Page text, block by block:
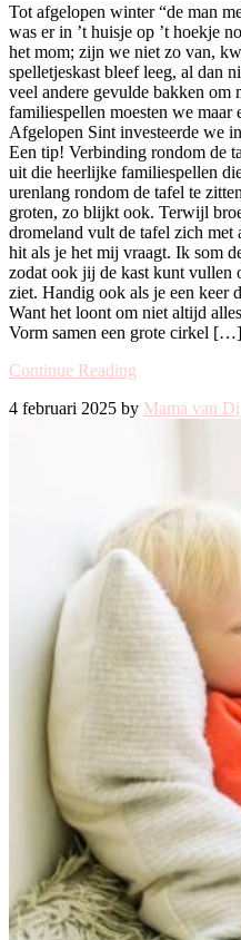
Tot afgelopen winter “de man
was er in ’t huisje op ’t hoekje
het mom; zijn we niet zo van,
spelletjeskast bleef leeg, al dan
veel andere gevulde bakken om
familiespellen moesten we maar
Afgelopen Sint investeerde we
Een tip! Verbinding rondom de
uit die heerlijke familiespellen
urenlang rondom de tafel te
groten, zo blijkt ook. Terwijl
dromeland vult de tafel zich met
hit als je het mij vraagt. Ik som
zodat ook jij de kast kunt vullen
ziet. Handig ook als je een keer
Want het loont om niet altijd
Vorm samen een grote cirkel […]
Continue Reading
4 februari 2025 by Mama van